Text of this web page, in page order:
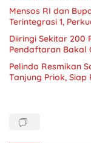
Mensos RI dan
Terintegrasi 1,
Diiringi Sekitar 200
Pendaftaran Bakal
Pelindo Resmikan
Tanjung Priok,